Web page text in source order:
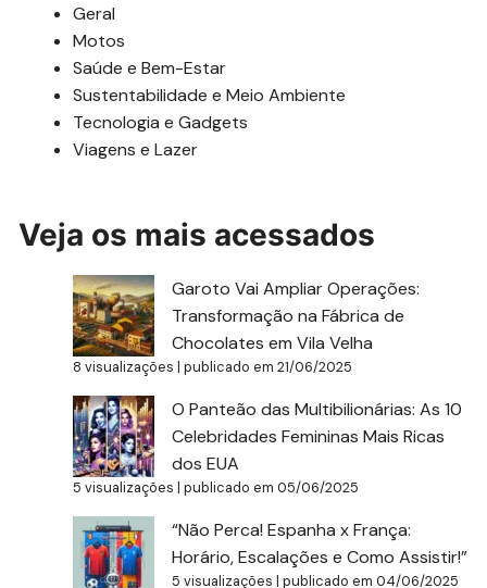
Geral
Motos
Saúde e Bem-Estar
Sustentabilidade e Meio Ambiente
Tecnologia e Gadgets
Viagens e Lazer
Veja os mais acessados
Garoto Vai Ampliar Operações:
Transformação na Fábrica de
Chocolates em Vila Velha
8 visualizações |publicado em 21/06/2025
O Panteão das Multibilionárias: As 10
Celebridades Femininas Mais Ricas
dos EUA
5 visualizações |publicado em 05/06/2025
“Não Perca! Espanha x França:
Horário, Escalações e Como Assistir!”
5 visualizações |publicado em 04/06/2025